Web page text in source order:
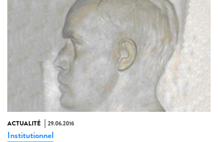
ACTUALITÉ 29.06.2016
Institutionnel